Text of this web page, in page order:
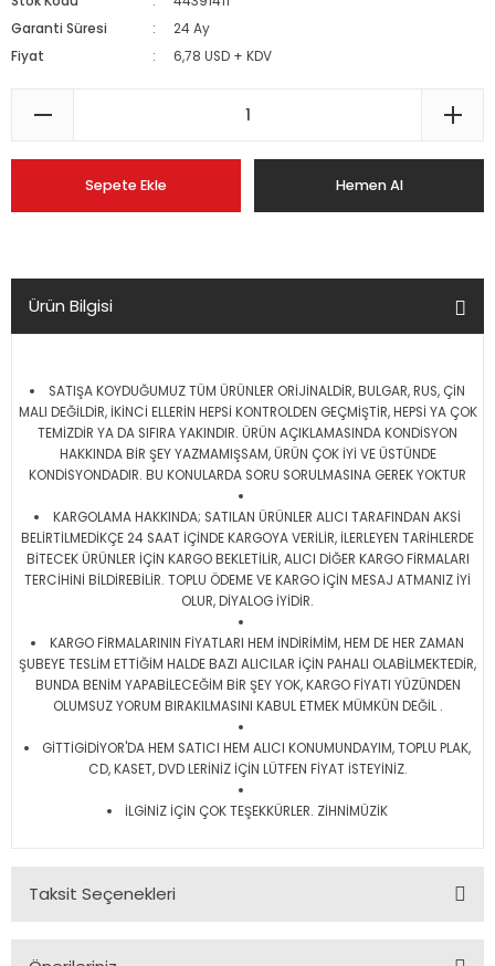
Garanti Süresi
24 Ay
Fiyat
6,78 USD + KDV
Sepete Ekle Hemen Al
Ürün Bilgisi
SATIŞA KOYDUĞUMUZ TÜM ÜRÜNLER ORİJİNALDİR, BULGAR, RUS, ÇİN
MALI DEĞİLDİR, İKİNCİ ELLERİN HEPSİ KONTROLDEN GEÇMİŞTİR, HEPSİ YA ÇOK
TEMİZDİR YA DA SIFIRA YAKINDIR. ÜRÜN AÇIKLAMASINDA KONDİSYON
HAKKINDA BİR ŞEY YAZMAMIŞSAM, ÜRÜN ÇOK İYİ VE ÜSTÜNDE
KONDİSYONDADIR. BU KONULARDA SORU SORULMASINA GEREK YOKTUR
KARGOLAMA HAKKINDA; SATILAN ÜRÜNLER ALICI TARAFINDAN AKSİ
BELİRTİLMEDİKÇE 24 SAAT İÇİNDE KARGOYA VERİLİR, İLERLEYEN TARİHLERDE
BİTECEK ÜRÜNLER İÇİN KARGO BEKLETİLİR, ALICI DİĞER KARGO FİRMALARI
TERCİHİNİ BİLDİREBİLİR. TOPLU ÖDEME VE KARGO İÇİN MESAJ ATMANIZ İYİ
OLUR, DİYALOG İYİDİR.
KARGO FİRMALARININ FİYATLARI HEM İNDİRİMİM, HEM DE HER ZAMAN
ŞUBEYE TESLİM ETTİĞİM HALDE BAZI ALICILAR İÇİN PAHALI OLABİLMEKTEDİR,
BUNDA BENİM YAPABİLECEĞİM BİR ŞEY YOK, KARGO FİYATI YÜZÜNDEN
OLUMSUZ YORUM BIRAKILMASINI KABUL ETMEK MÜMKÜN DEĞİL .
GİTTİGİDİYOR'DA HEM SATICI HEM ALICI KONUMUNDAYIM, TOPLU PLAK,
CD, KASET, DVD LERİNİZ İÇİN LÜTFEN FİYAT İSTEYİNİZ.
İLGİNİZ İÇİN ÇOK TEŞEKKÜRLER. ZİHNİMÜZİK
Taksit Seçenekleri